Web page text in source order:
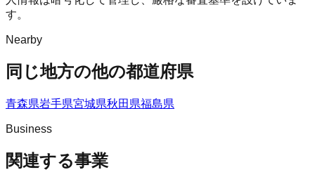
す。
Nearby
同じ地方の他の都道府県
青森県岩手県宮城県秋田県福島県
Business
関連する事業